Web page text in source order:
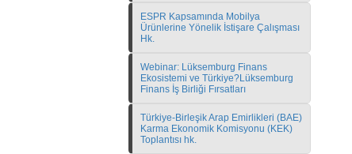
ESPR Kapsamında Mobilya
Ürünlerine Yönelik İstişare Çalışması
Hk.
Webinar: Lüksemburg Finans
Ekosistemi ve Türkiye?Lüksemburg
Finans İş Birliği Fırsatları
Türkiye-Birleşik Arap Emirlikleri (BAE)
Karma Ekonomik Komisyonu (KEK)
Toplantısı hk.